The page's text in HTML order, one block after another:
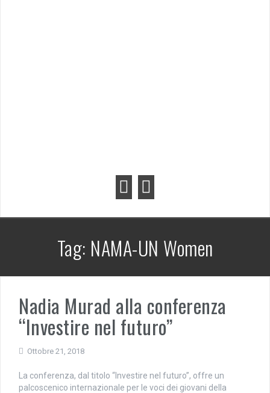
Tag: NAMA-UN Women
Nadia Murad alla conferenza
“Investire nel futuro”
Ottobre 21, 2018
La conferenza, dal titolo “Investire nel futuro”, offre un
palcoscenico internazionale per le voci dei giovani della